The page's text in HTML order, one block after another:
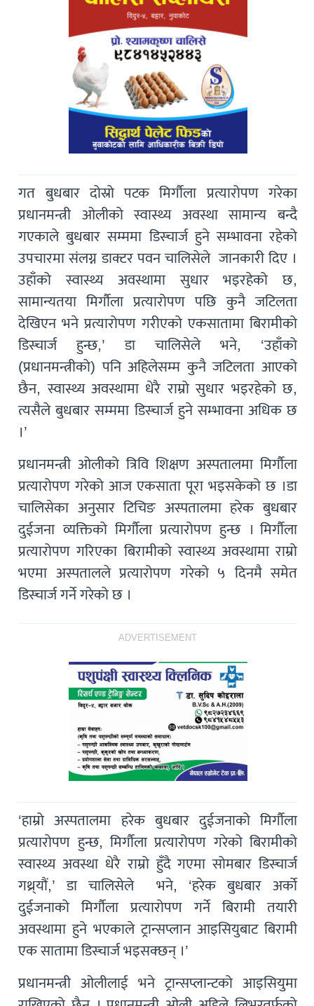
गत बुधबार दोस्रो पटक मिर्गौला प्रत्यारोपण गरेका
प्रधानमन्त्री ओलीको स्वास्थ्य अवस्था सामान्य बन्दै
गएकाले बुधबार सम्ममा डिस्चार्ज हुने सम्भावना रहेको
उपचारमा संलग्न डाक्टर पवन चालिसेले जानकारी दिए ।
उहाँको स्वास्थ्य अवस्थामा सुधार भइरहेको छ,
सामान्यतया मिर्गौला प्रत्यारोपण पछि कुनै जटिलता
देखिएन भने प्रत्यारोपण गरीएको एकसातामा बिरामीको
डिस्चार्ज हुन्छ,’ डा चालिसेले भने, ‘उहाँको
(प्रधानमन्त्रीको) पनि अहिलेसम्म कुनै जटिलता आएको
छैन, स्वास्थ्य अवस्थामा धेरै राम्रो सुधार भइरहेको छ,
त्यसैले बुधबार सम्ममा डिस्चार्ज हुने सम्भावना अधिक छ
।’
प्रधानमन्त्री ओलीको त्रिवि शिक्षण अस्पतालमा मिर्गौला
प्रत्यारोपण गरेको आज एकसाता पूरा भइसकेको छ ।डा
चालिसेका अनुसार टिचिङ अस्पतालमा हरेक बुधबार
दुईजना व्यक्तिको मिर्गौला प्रत्यारोपण हुन्छ । मिर्गौला
प्रत्यारोपण गरिएका बिरामीको स्वास्थ्य अवस्थामा राम्रो
भएमा अस्पतालले प्रत्यारोपण गरेको ५ दिनमै समेत
डिस्चार्ज गर्ने गरेको छ ।
ADVERTISEMENT
‘हाम्रो अस्पतालमा हरेक बुधबार दुईजनाको मिर्गौला
प्रत्यारोपण हुन्छ, मिर्गौला प्रत्यारोपण गरेको बिरामीको
स्वास्थ्य अवस्था धेरै राम्रो हुँदै गएमा सोमबार डिस्चार्ज
गथ्र्यौं,’ डा चालिसेले भने, ‘हरेक बुधबार अर्को
दुईजनाको मिर्गौला प्रत्यारोपण गर्ने बिरामी तयारी
अवस्थामा हुने भएकाले ट्रान्सप्लान आइसियुबाट बिरामी
एक सातामा डिस्चार्ज भइसक्छन् ।’
प्रधानमन्त्री ओलीलाई भने ट्रान्सप्लान्टको आइसियुमा